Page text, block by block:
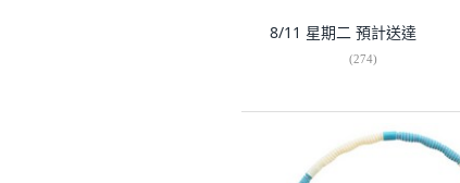
8/11 星期二 預計送達
(274)